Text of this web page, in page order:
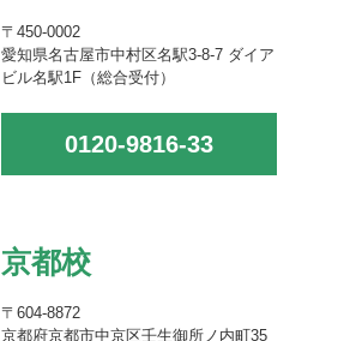
〒450-0002
愛知県名古屋市中村区名駅3-8-7 ダイア
ビル名駅1F（総合受付）
0120-9816-33
京都校
〒604-8872
京都府京都市中京区壬生御所ノ内町35